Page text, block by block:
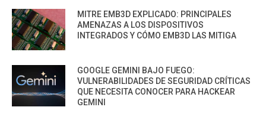
MITRE EMB3D EXPLICADO: PRINCIPALES
AMENAZAS A LOS DISPOSITIVOS
INTEGRADOS Y CÓMO EMB3D LAS MITIGA
GOOGLE GEMINI BAJO FUEGO:
VULNERABILIDADES DE SEGURIDAD CRÍTICAS
QUE NECESITA CONOCER PARA HACKEAR
GEMINI